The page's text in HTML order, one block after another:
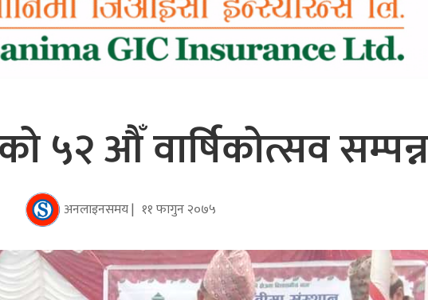
५२ औँ वार्षिकोत्सव सम्पन्न
अनलाइनसमय | ११ फागुन २०७५